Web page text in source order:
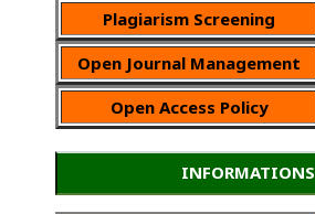
Plagiarism Screening
Open Journal Management
Open Access Policy
INFORMATIONS